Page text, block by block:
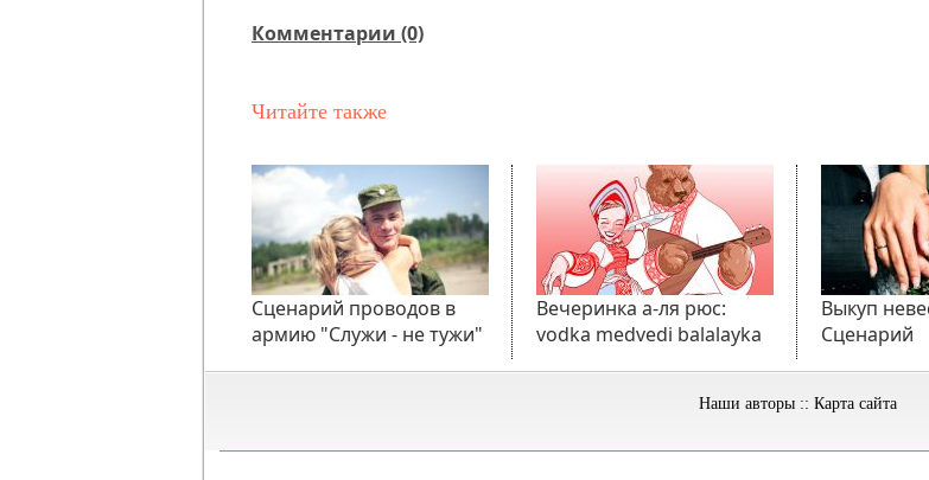
Комментарии (0)
Читайте также
Сценарий проводов в
армию "Служи - не тужи"
Вечеринка а-ля рюс:
vodka medvedi balalayka
Выкуп
Сценарий
Наши авторы:: Карта сайта